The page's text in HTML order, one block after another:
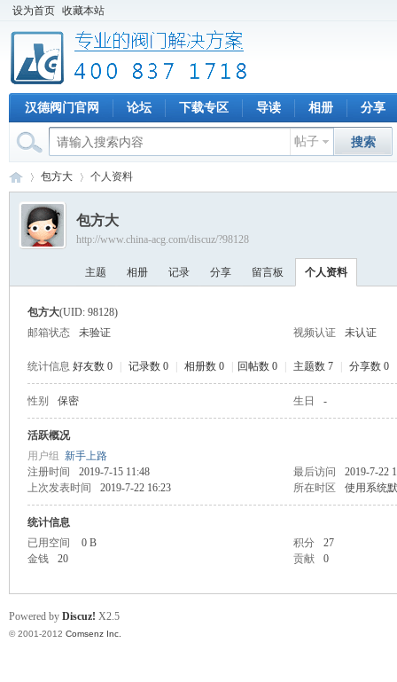
设为首页 收藏本站
汉德阀门官网 论坛 下载专区 导读 相册 分享
帖子 搜索
›
包方大 个人资料
包方大
http://www.china-acg.com/discuz/?98128
主题 相册 记录 分享 留言板 个人资料
包方大(UID: 98128)
邮箱状态
未验证 视频认证 未认证
统计信息 好友数 0 记录数 0 相册数 0 回帖数 0 主题数 7 分享数 0
性别 保密 生日 -
活跃概况
用户组 新手上路
注册时间
2019-7-15 11:48 最后访问
2019-7-22
上次发表时间
2019-7-22 16:23 所在时区 使用系统
统计信息
已用空间
0 B 积分
27
金钱
20 贡献 0
Powered by Discuz! X2.5
© 2001-2012 Comsenz Inc.